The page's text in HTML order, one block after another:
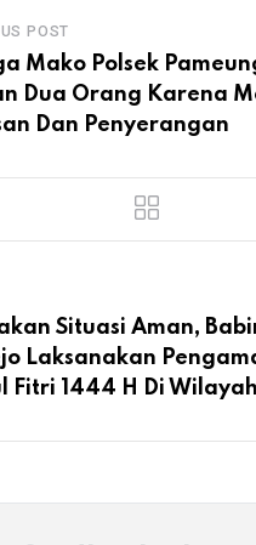
POST
Mako Polsek
Dua Orang Karena
Dan Penyerangan
Situasi Aman,
Laksanakan
Fitri 1444 H Di